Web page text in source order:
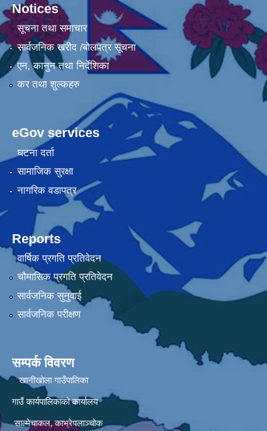
Notices
सूचना तथा समाचार
सार्वजनिक खरीद /बोलपत्र सूचना
एन, कानुन तथा निर्देशिका
कर तथा शुल्कहरु
eGov services
घटना दर्ता
सामाजिक सुरक्षा
नागरिक वडापत्र
Reports
वार्षिक प्रगति प्रतिवेदन
चौमासिक प्रगति प्रतिवेदन
सार्वजनिक सुनुवाई
सार्वजनिक परीक्षण
सम्पर्क विवरण
खानीखोला गाउँपालिका
गाउँ कार्यपालिकाको कार्यालय
साल्मेचाकल, काभ्रेपलाञ्चोक